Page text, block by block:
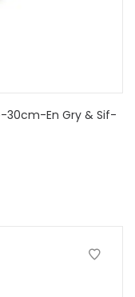
30cm-En Gry & Sif-